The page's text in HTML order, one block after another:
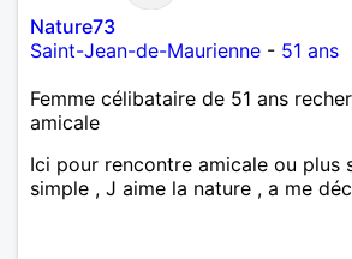
Nature73
Saint-Jean-de-Maurienne - 51 ans
Femme célibataire de 51 ans
amicale
Ici pour rencontre amicale ou plus
simple , J aime la nature , a me